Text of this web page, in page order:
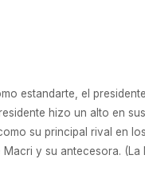
estandarte, el
hizo un alto en
su principal rival en
y su antecesora. (La